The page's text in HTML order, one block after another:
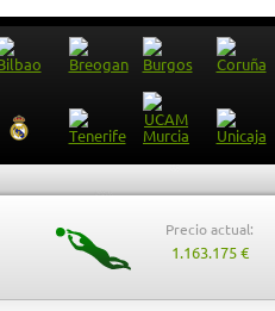
Precio actual:
1.163.175 €